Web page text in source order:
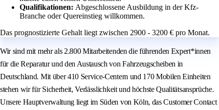
Qualifikationen: Abgeschlossene Ausbildung in der Kfz-
Branche oder Quereinstieg willkommen.
Das prognostizierte Gehalt liegt zwischen 2900 - 3200 € pro Monat.
Wir sind mit mehr als 2.800 Mitarbeitenden die führenden Expert*innen
für die Reparatur und den Austausch von Fahrzeugscheiben in
Deutschland. Mit über 410 Service-Centern und 170 Mobilen Einheiten
stehen wir für Sicherheit, Verlässlichkeit und höchste Qualitätsansprüche.
Unsere Hauptverwaltung liegt im Süden von Köln, das Customer Contact